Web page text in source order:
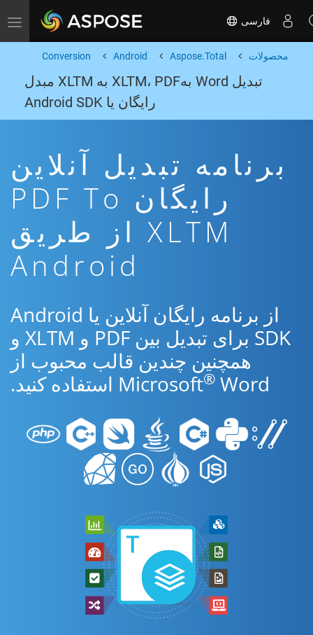
Toggle navigation فارسی
محصولات Aspose.Total
Android
Conversion
تبدیل Word بهXLTM، PDF به XLTM مبدل
رایگان یا Android SDK
برنامه تبدیل آنلاین
رایگان PDF To
XLTM از طریق
Android
از برنامه رایگان آنلاین یا Android
SDK برای تبدیل بین PDF و XLTM و
همچنین چندین قالب محبوب از
Microsoft® Word استفاده کنید.